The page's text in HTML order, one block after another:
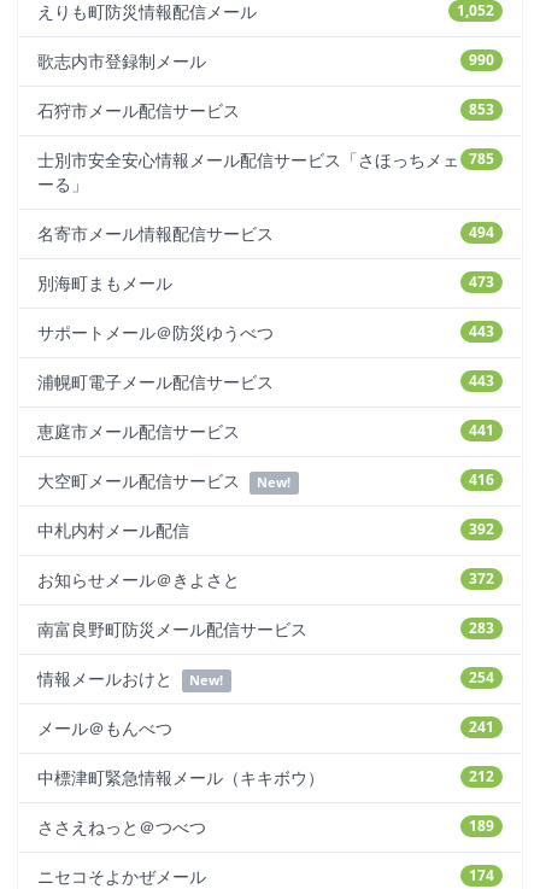
1,052
えりも町防災情報配信メール
990
歌志内市登録制メール
853
石狩市メール配信サービス
785
士別市安全安心情報メール配信サービス「さほっちメェ
ーる」
494
名寄市メール情報配信サービス
473
別海町まもメール
443
サポートメール＠防災ゆうべつ
443
浦幌町電子メール配信サービス
441
恵庭市メール配信サービス
416
大空町メール配信サービス New!
392
中札内村メール配信
372
お知らせメール＠きよさと
283
南富良野町防災メール配信サービス
254
情報メールおけと New!
241
メール＠もんべつ
212
中標津町緊急情報メール（キキボウ）
189
ささえねっと＠つべつ
174
ニセコそよかぜメール